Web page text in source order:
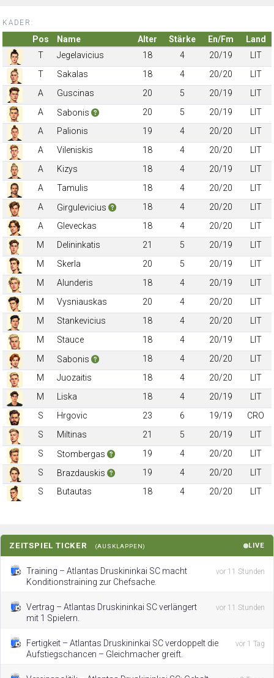
KADER:
Pos Name Alter Stärke En/Fm
Land
T
Jegelavicius 18 4 20/19
LIT
T
Sakalas 18 4 20/20
LIT
A
Guscinas 20 5 20/19
LIT
A
Sabonis 20 5 20/19
LIT
A
Palionis 19 4 20/20
LIT
A
Vileniskis 18 4 20/20
LIT
A
Kizys 18 4 20/19
LIT
A
Tamulis 18 4 20/20
LIT
A
Girgulevicius 18 4 20/20
LIT
A
Gleveckas 18 4 20/20
LIT
M
Delininkatis 21 5 20/19
LIT
M
Skerla 20 5 20/19
LIT
M
Alunderis 18 4 20/19
LIT
M
Vysniauskas 20 4 20/20
LIT
M
Stankevicius 18 4 20/20
LIT
M
Stauce 18 4 20/19
LIT
M
Sabonis 18 4 20/20
LIT
M
Juozaitis 18 4 20/20
LIT
M
Liska 18 4 20/19
LIT
S
Hrgovic 23 6 19/19
CRO
S
Miltinas 21 5 20/19
LIT
S
Stombergas 19 4 20/20
LIT
S
Brazdauskis 19 4 20/20
LIT
S
Butautas 18 4 20/20 LIT
ZEITSPIEL TICKER (AUSKLAPPEN) LIVE
Training – Atlantas Druskininkai SC macht
Konditionstraining zur Chefsache.
vor 11 Stunden
Vertrag – Atlantas Druskininkai SC verlängert
mit 1 Spielern.
vor 11 Stunden
Fertigkeit – Atlantas Druskininkai SC verdoppelt die
Aufstiegschancen – Gleichmacher greift.
vor 1 Tag